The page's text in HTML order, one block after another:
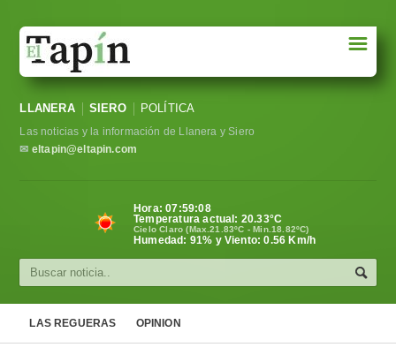
Sociedad
Política
Cultura
☰
LLANERA SIERO POLÍTICA
Las noticias y la información de Llanera y Siero
✉ eltapin@eltapin.com
Hora:07:59:09
Temperatura actual: 20.33°C
Cielo Claro (Max.21.83ºC - Min.18.82ºC)
Humedad: 91% y Viento: 0.56 Km/h
LAS REGUERAS OPINION